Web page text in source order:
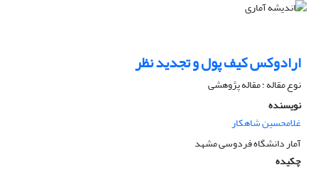
ارادوکس کیف پول و تجدید نظر
نوع مقاله : مقاله پژوهشی
نویسنده
غلامحسین شاهکار
آمار دانشگاه فردوسی مشهد
چکیده